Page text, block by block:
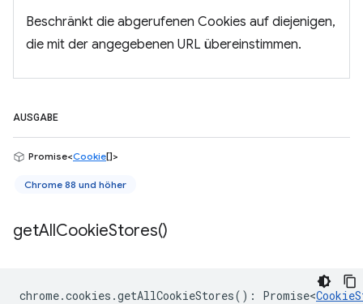
Beschränkt die abgerufenen Cookies auf diejenigen,
die mit der angegebenen URL übereinstimmen.
AUSGABE
Promise<Cookie[]>
Chrome 88 und höher
getAllCookieStores()
chrome.cookies .getAllCookieStores() : Promise<